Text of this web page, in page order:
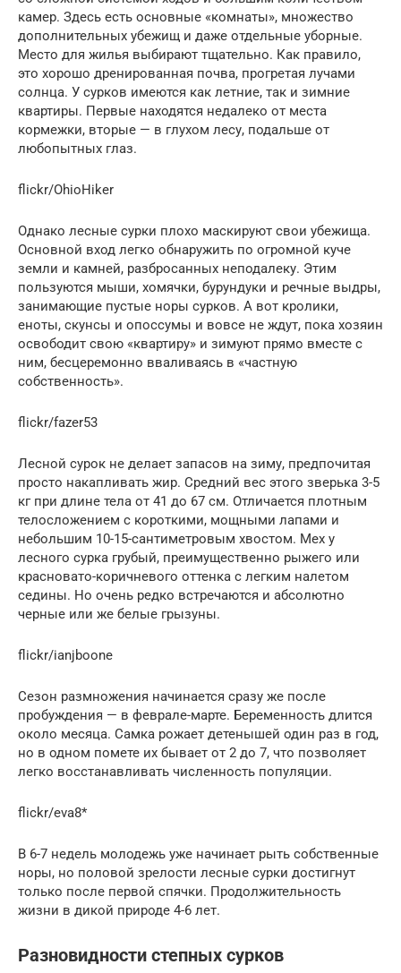
камер. Здесь есть основные «комнаты», множество
дополнительных убежищ и даже отдельные уборные.
Место для жилья выбирают тщательно. Как правило,
это хорошо дренированная почва, прогретая лучами
солнца. У сурков имеются как летние, так и зимние
квартиры. Первые находятся недалеко от места
кормежки, вторые — в глухом лесу, подальше от
любопытных глаз.
flickr/OhioHiker
Однако лесные сурки плохо маскируют свои убежища.
Основной вход легко обнаружить по огромной куче
земли и камней, разбросанных неподалеку. Этим
пользуются мыши, хомячки, бурундуки и речные выдры,
занимающие пустые норы сурков. А вот кролики,
еноты, скунсы и опоссумы и вовсе не ждут, пока хозяин
освободит свою «квартиру» и зимуют прямо вместе с
ним, бесцеремонно вваливаясь в «частную
собственность».
flickr/fazer53
Лесной сурок не делает запасов на зиму, предпочитая
просто накапливать жир. Средний вес этого зверька 3-5
кг при длине тела от 41 до 67 см. Отличается плотным
телосложением с короткими, мощными лапами и
небольшим 10-15-сантиметровым хвостом. Мех у
лесного сурка грубый, преимущественно рыжего или
красновато-коричневого оттенка с легким налетом
седины. Но очень редко встречаются и абсолютно
черные или же белые грызуны.
flickr/ianjboone
Сезон размножения начинается сразу же после
пробуждения — в феврале-марте. Беременность длится
около месяца. Самка рожает детенышей один раз в год,
но в одном помете их бывает от 2 до 7, что позволяет
легко восстанавливать численность популяции.
flickr/eva8*
В 6-7 недель молодежь уже начинает рыть собственные
норы, но половой зрелости лесные сурки достигнут
только после первой спячки. Продолжительность
жизни в дикой природе 4-6 лет.
Разновидности степных сурков